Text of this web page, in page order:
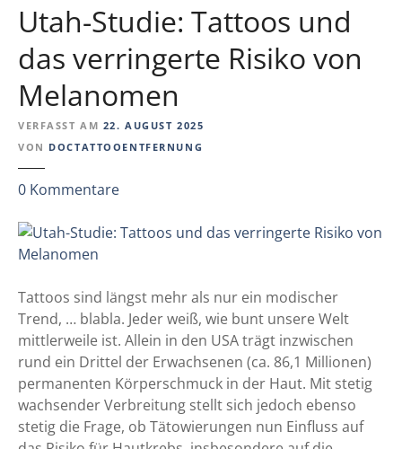
a
l
w
i
r
d
F
u
L
e
x
,
d
i
e
Utah-Studie: Tattoos und
das verringerte Risiko von
Melanomen
VERFASST AM 22. AUGUST 2025
VON DOCTATTOOENTFERNUNG
0 Kommentarez
U
h
-
S
t
u
d
i
Tattoos sind längst mehr als nur ein modischer
Trend, … blabla. Jeder weiß, wie bunt unsere Welt
mittlerweile ist. Allein in den USA trägt inzwischen
rund ein Drittel der Erwachsenen (ca. 86,1 Millionen)
permanenten Körperschmuck in der Haut. Mit stetig
wachsender Verbreitung stellt sich jedoch ebenso
stetig die Frage, ob Tätowierungen nun Einfluss auf